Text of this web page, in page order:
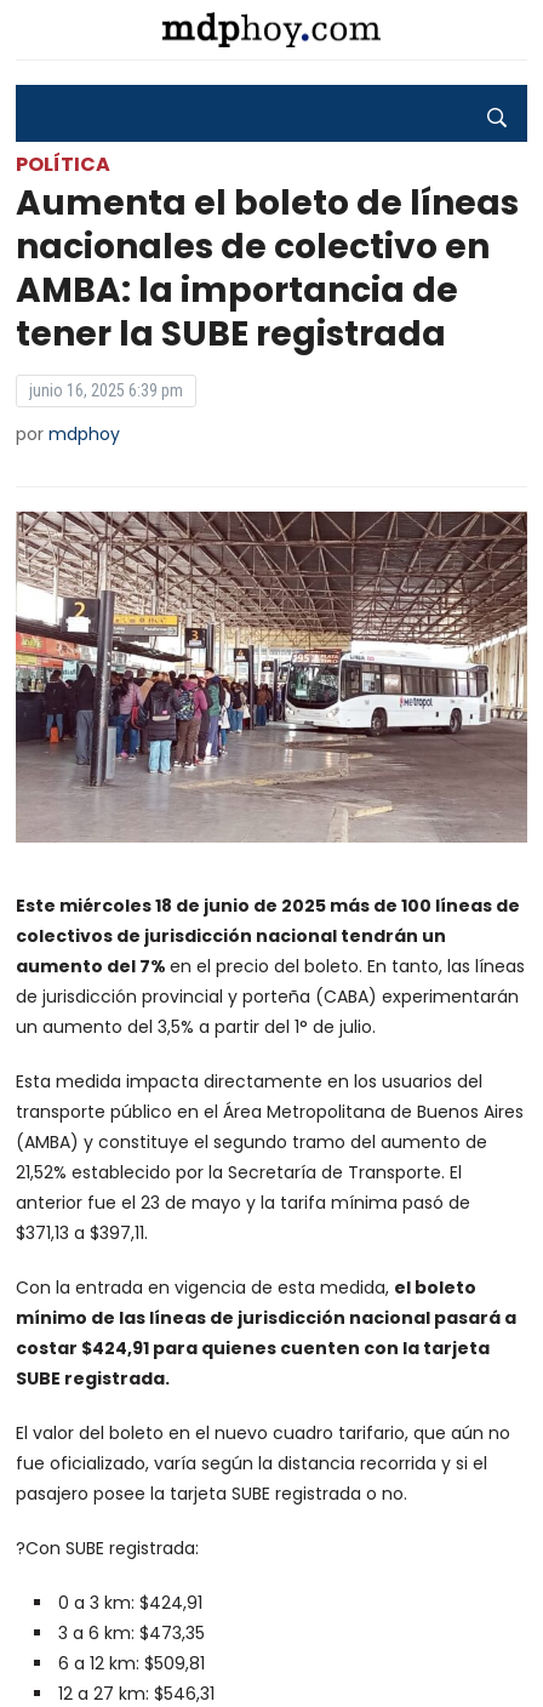
POLÍTICA
Aumenta el boleto de líneas
nacionales de colectivo en
AMBA: la importancia de
tener la SUBE registrada
junio 16, 2025 6:39 pm
pormdphoy
Este miércoles 18 de junio de 2025 más de 100 líneas de
colectivos de jurisdicción nacional tendrán un
aumento del 7%en el precio del boleto. En tanto, las líneas
de jurisdicción provincial y porteña (CABA) experimentarán
un aumento del 3,5% a partir del 1° de julio.
Esta medida impacta directamente en los usuarios del
transporte público en el Área Metropolitana de Buenos Aires
(AMBA) y constituye el segundo tramo del aumento de
21,52% establecido por la Secretaría de Transporte. El
anterior fue el 23 de mayo y la tarifa mínima pasó de
$371,13 a $397,11.
Con la entrada en vigencia de esta medida, el boleto
mínimo de las líneas de jurisdicción nacional pasará a
costar $424,91 para quienes cuenten con la tarjeta
SUBE registrada.
El valor del boleto en el nuevo cuadro tarifario, que aún no
fue oficializado, varía según la distancia recorrida y si el
pasajero posee la tarjeta SUBE registrada o no.
?Con SUBE registrada:
0 a 3 km: $424,91
3 a 6 km: $473,35
6 a 12 km: $509,81
12 a 27 km: $546,31